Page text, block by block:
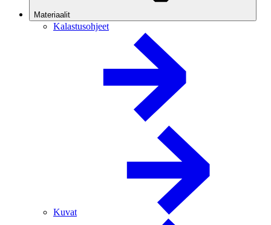
Materiaalit
Kalastusohjeet
Kuvat